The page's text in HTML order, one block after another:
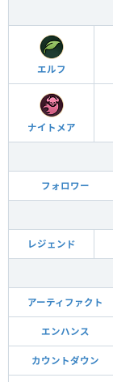
エルフ
ナイトメア
フォロワー
レジェンド
アーティファクト
エンハンス
カウントダウン